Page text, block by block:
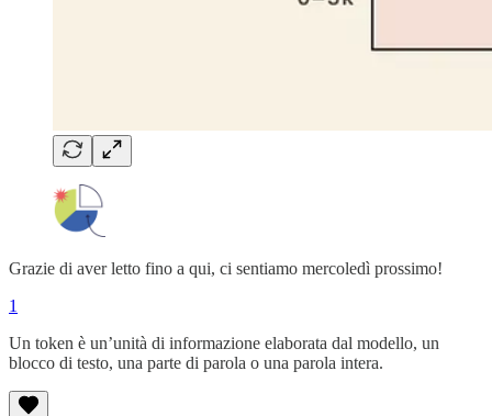
Grazie di aver letto fino a qui, ci sentiamo mercoledì prossimo!
1
Un token è un’unità di informazione elaborata dal modello, un
blocco di testo, una parte di parola o una parola intera.